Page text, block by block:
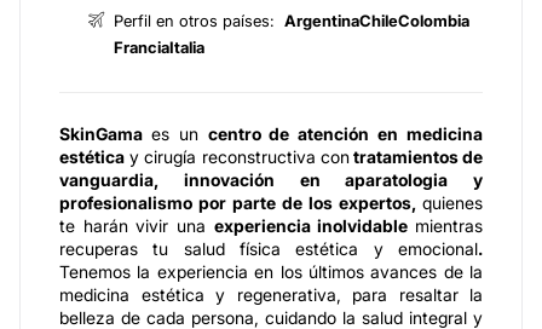
Perfil en otros países: ArgentinaChileColombia
FranciaItalia
SkinGama es un centro de atención en medicina
estética y cirugía reconstructiva contratamientos de
vanguardia, innovación en aparatologia y
profesionalismo por parte de los expertos, quienes
te harán vivir una experiencia inolvidable mientras
recuperas tu salud física estética y emocional.
Tenemos la experiencia en los últimos avances de la
medicina estética y regenerativa, para resaltar la
belleza de cada persona, cuidando la salud integral y